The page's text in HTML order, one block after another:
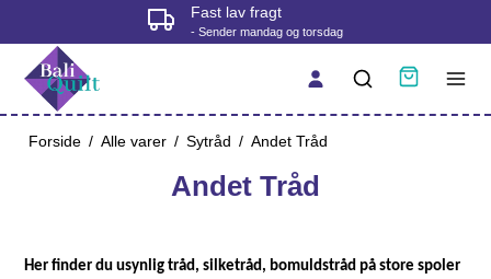
Fast lav fragt
- Sender mandag og torsdag
Forside / Alle varer / Sytråd / Andet Tråd
Andet Tråd
Her finder du usynlig tråd, silketråd, bomuldstråd på store spoler